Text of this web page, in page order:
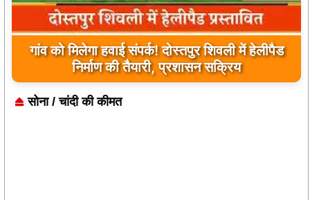
यूपी के बहराइच में बड़ा हादसा, कौड़ियाला नदी में नाव
पलटी, 17 लापता, एक का शव मिला
सोना / चांदी की कीमत